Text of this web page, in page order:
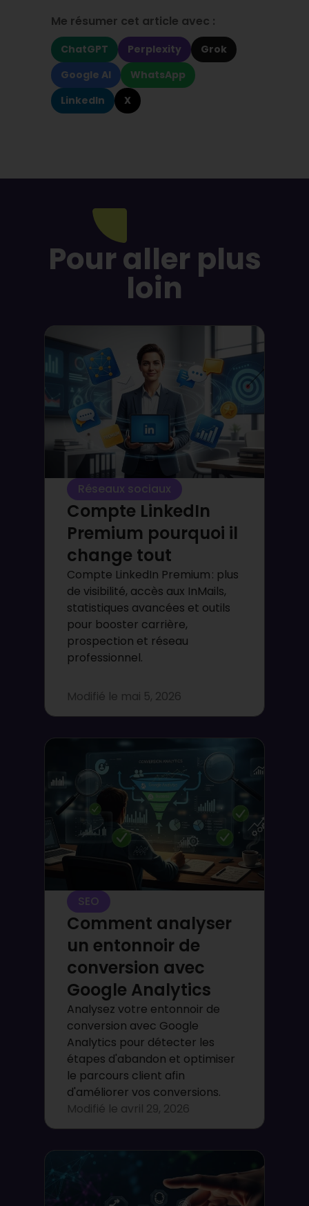
Me résumer cet article avec :
ChatGPT Perplexity
Grok
Google AI
WhatsApp
LinkedIn
X
Pour aller plus
loin
Réseaux sociaux
Compte LinkedIn
Premium pourquoi il
change tout
Compte LinkedIn Premium : plus
de visibilité, accès aux InMails,
statistiques avancées et outils
pour booster carrière,
prospection et réseau
professionnel.
Modifié le mai 5, 2026
SEO
Comment analyser
un entonnoir de
conversion avec
Google Analytics
Analysez votre entonnoir de
conversion avec Google
Analytics pour détecter les
étapes d'abandon et optimiser
le parcours client afin
d'améliorer vos conversions.
Modifié le avril 29, 2026